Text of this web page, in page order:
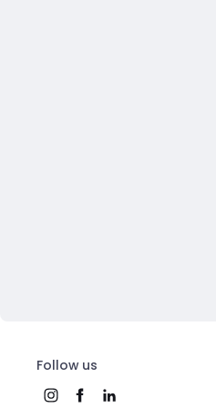
Follow us